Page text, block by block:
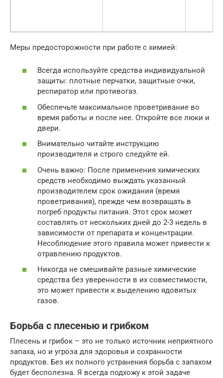
Меры предосторожности при работе с химией:
Всегда используйте средства индивидуальной
защиты: плотные перчатки, защитные очки,
респиратор или противогаз.
Обеспечьте максимальное проветривание во
время работы и после нее. Откройте все люки и
двери.
Внимательно читайте инструкцию
производителя и строго следуйте ей.
Очень важно: После применения химических
средств необходимо выждать указанный
производителем срок ожидания (время
проветривания), прежде чем возвращать в
погреб продукты питания. Этот срок может
составлять от нескольких дней до 2-3 недель в
зависимости от препарата и концентрации.
Несоблюдение этого правила может привести к
отравлению продуктов.
Никогда не смешивайте разные химические
средства без уверенности в их совместимости,
это может привести к выделению ядовитых
газов.
Борьба с плесенью и грибком
Плесень и грибок – это не только источник неприятного
запаха, но и угроза для здоровья и сохранности
продуктов. Без их полного устранения борьба с запахом
будет бесполезна. Я всегда подхожу к этой задаче